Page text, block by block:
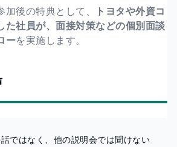
後の特典として、
トヨタや外資コ
た社員が、面接対策などの個別面談
ーを実施します。
ではなく、他の説明会では聞けない